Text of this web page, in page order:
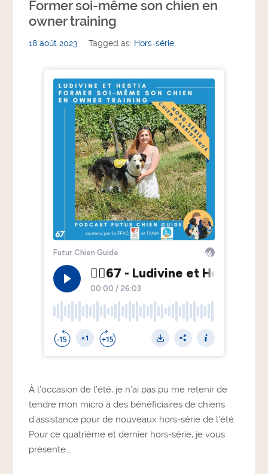
Former soi-même son chien en
owner training
18 août 2023 Tagged as: Hors-série
À l’occasion de l’été, je n’ai pas pu me retenir de
tendre mon micro à des bénéficiaires de chiens
d’assistance pour de nouveaux hors-série de l’été.
Pour ce quatrième et dernier hors-série, je vous
présente...